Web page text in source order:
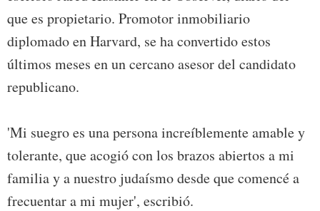
que es propietario. Promotor inmobiliario
diplomado en Harvard, se ha convertido estos
últimos meses en un cercano asesor del candidato
republicano.
'Mi suegro es una persona increíblemente amable y
tolerante, que acogió con los brazos abiertos a mi
familia y a nuestro judaísmo desde que comencé a
frecuentar a mi mujer', escribió.